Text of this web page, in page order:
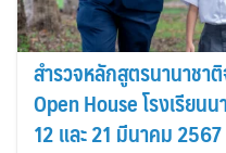
สำรวจหลักสูตรนานาชา
Open House โรงเรียน
12 และ 21 มีนาคม